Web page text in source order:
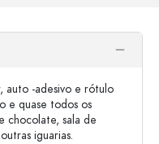
-adesivo e rótulo
e quase todos os
chocolate, sala de
iguarias.